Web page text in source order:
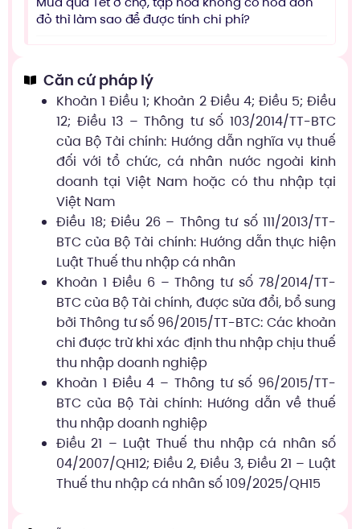
đỏ thì làm sao để được tính chi phí?
Căn cứ pháp lý
Khoản 1 Điều 1; Khoản 2 Điều 4; Điều 5; Điều
12; Điều 13 – Thông tư số 103/2014/TT-BTC
của Bộ Tài chính: Hướng dẫn nghĩa vụ thuế
đối với tổ chức, cá nhân nước ngoài kinh
doanh tại Việt Nam hoặc có thu nhập tại
Việt Nam
Điều 18; Điều 26 – Thông tư số 111/2013/TT-
BTC của Bộ Tài chính: Hướng dẫn thực hiện
Luật Thuế thu nhập cá nhân
Khoản 1 Điều 6 – Thông tư số 78/2014/TT-
BTC của Bộ Tài chính, được sửa đổi, bổ sung
bởi Thông tư số 96/2015/TT-BTC: Các khoản
chi được trừ khi xác định thu nhập chịu thuế
thu nhập doanh nghiệp
Khoản 1 Điều 4 – Thông tư số 96/2015/TT-
BTC của Bộ Tài chính: Hướng dẫn về thuế
thu nhập doanh nghiệp
Điều 21 – Luật Thuế thu nhập cá nhân số
04/2007/QH12; Điều 2, Điều 3, Điều 21 – Luật
Thuế thu nhập cá nhân số 109/2025/QH15